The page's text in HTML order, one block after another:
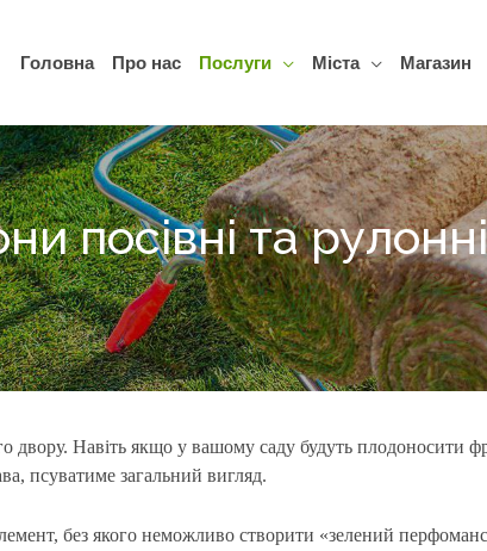
Головна Про нас Послуги Міста Магазин
посівні та
двору. Навіть якщо у вашому саду будуть плодоносити
псуватиме загальний вигляд.
без якого неможливо створити «зелений